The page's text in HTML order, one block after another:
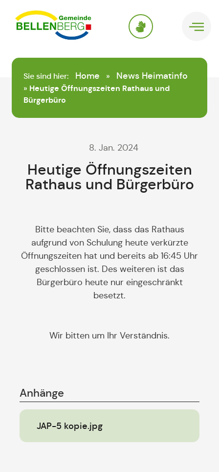
springen
Sie sind hier: Home » News Heimatinfo
» Heutige Öffnungszeiten Rathaus und
Bürgerbüro
8. Jan. 2024
Heutige Öffnungszeiten
Rathaus und Bürgerbüro
Bitte beachten Sie, dass das Rathaus
aufgrund von Schulung heute verkürzte
Öffnungszeiten hat und bereits ab 16:45 Uhr
geschlossen ist. Des weiteren ist das
Bürgerbüro heute nur eingeschränkt
besetzt.
Wir bitten um Ihr Verständnis.
Anhänge
JAP-5 kopie.jpg